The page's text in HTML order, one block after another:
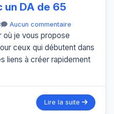
un DA de 65
Aucun commentaire
où je vous propose
ceux qui débutent dans
liens à créer rapidement
Lire la suite